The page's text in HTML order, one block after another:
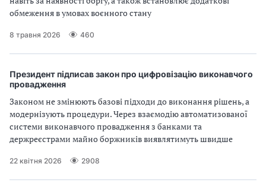
обмеження в умовах воєнного стану
8 травня 2026 460
Президент підписав закон про цифровізацію виконавчого
провадження
Законом не змінюють базові підходи до виконання рішень, а
модернізують процедури. Через взаємодію автоматизованої
системи виконавчого провадження з банками та
держреєстрами майно боржників виявлятимуть швидше
22 квітня 2026 2908